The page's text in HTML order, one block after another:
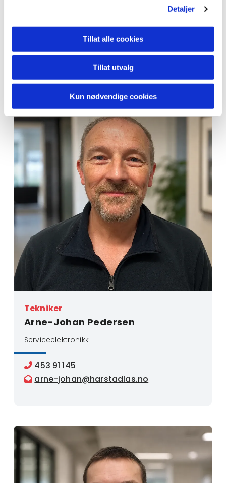
Detaljer
Tillat alle cookies
Tillat utvalg
Kun nødvendige cookies
cung@harstadlas.no
Tekniker
Arne-Johan Pedersen
Serviceelektronikk
 453 91 145
 arne-johan@harstadlas.no